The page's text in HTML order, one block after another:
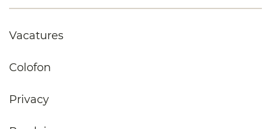
Vacatures
Colofon
Privacy